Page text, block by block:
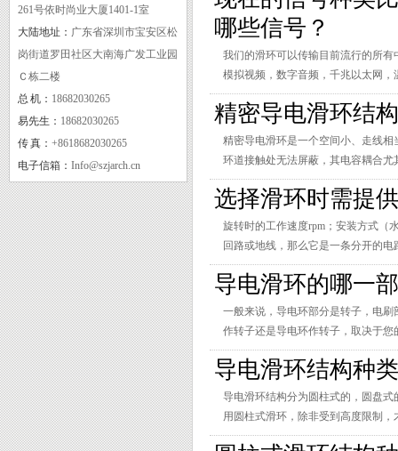
实用新型专利证书一
261号依时尚业大厦1401-1室
大陆地址： 广东省深圳市宝安区松
岗街道罗田社区大南海广发工业园
Ｃ栋二楼
总 机： 18682030265
易先生： 18682030265
传 真： +8618682030265
电子信箱： Info@szjarch.cn
哪些信号？
我们的滑环可以传输目前流行的所有
模拟视频，数字音频，千兆以太网
应用在五轴加工中心上，实现了国产
精密导电滑环结
精密导电滑环是一个空间小、走线
环道接触处无法屏蔽，其电容耦合
动力和信号间，信号与信号间的干
选择滑环时需提
旋转时的工作速度rpm；安装方式（
回路或地线，那么它是一条分开的
压，最大电流。
导电滑环的哪一
一般来说，导电环部分是转子，电
作转子还是导电环作转子，取决于您
导电滑环结构种
导电滑环结构分为圆柱式的，圆盘
用圆柱式滑环，除非受到高度限制